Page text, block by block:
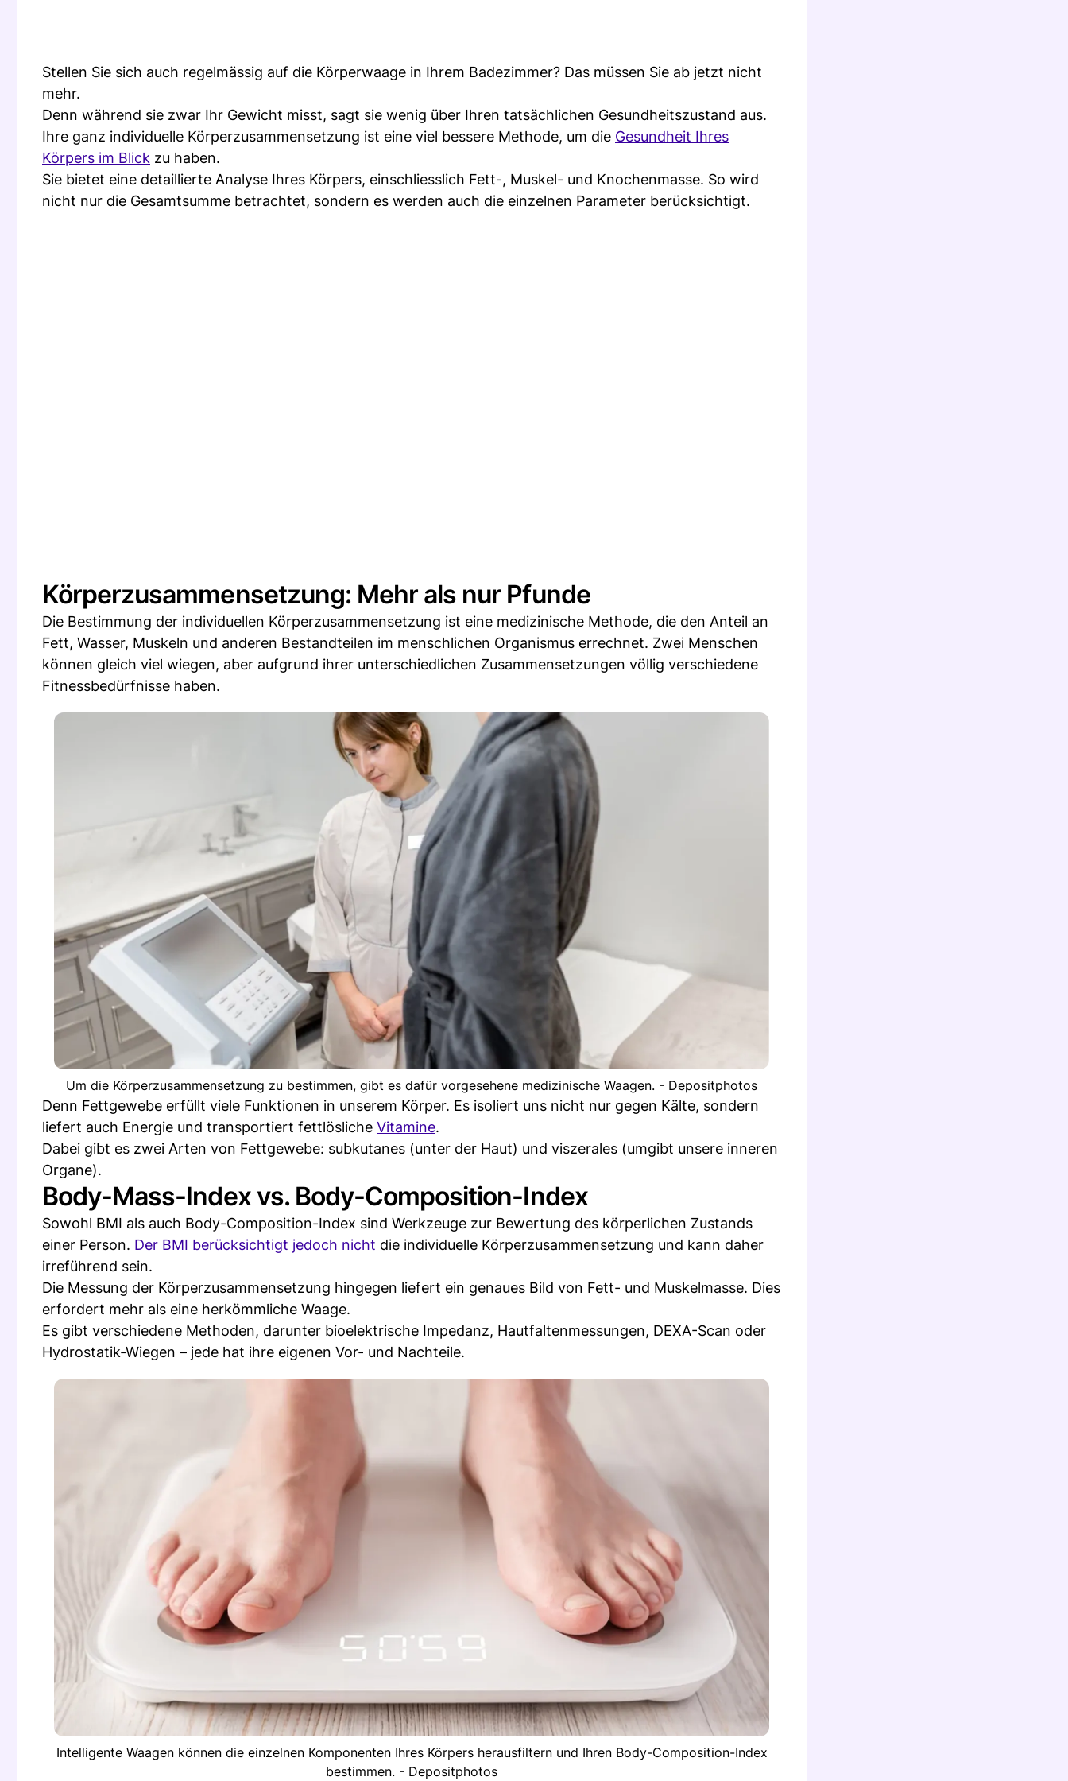
Stellen Sie sich auch regelmässig auf die Körperwaage in Ihrem Badezimmer? Das müssen Sie ab jetzt nicht
mehr.
Denn während sie zwar Ihr Gewicht misst, sagt sie wenig über Ihren tatsächlichen Gesundheitszustand aus.
Ihre ganz individuelle Körperzusammensetzung ist eine viel bessere Methode, um die Gesundheit Ihres
Körpers im Blick zu haben.
Sie bietet eine detaillierte Analyse Ihres Körpers, einschliesslich Fett-, Muskel- und Knochenmasse. So wird
nicht nur die Gesamtsumme betrachtet, sondern es werden auch die einzelnen Parameter berücksichtigt.
Körperzusammensetzung: Mehr als nur Pfunde
Die Bestimmung der individuellen Körperzusammensetzung ist eine medizinische Methode, die den Anteil an
Fett, Wasser, Muskeln und anderen Bestandteilen im menschlichen Organismus errechnet. Zwei Menschen
können gleich viel wiegen, aber aufgrund ihrer unterschiedlichen Zusammensetzungen völlig verschiedene
Fitnessbedürfnisse haben.
Um die Körperzusammensetzung zu bestimmen, gibt es dafür vorgesehene medizinische Waagen. - Depositphotos
Denn Fettgewebe erfüllt viele Funktionen in unserem Körper. Es isoliert uns nicht nur gegen Kälte, sondern
liefert auch Energie und transportiert fettlösliche Vitamine.
Dabei gibt es zwei Arten von Fettgewebe: subkutanes (unter der Haut) und viszerales (umgibt unsere inneren
Organe).
Body-Mass-Index vs. Body-Composition-Index
Sowohl BMI als auch Body-Composition-Index sind Werkzeuge zur Bewertung des körperlichen Zustands
einer Person. Der BMI berücksichtigt jedoch nicht die individuelle Körperzusammensetzung und kann daher
irreführend sein.
Die Messung der Körperzusammensetzung hingegen liefert ein genaues Bild von Fett- und Muskelmasse. Dies
erfordert mehr als eine herkömmliche Waage.
Es gibt verschiedene Methoden, darunter bioelektrische Impedanz, Hautfaltenmessungen, DEXA-Scan oder
Hydrostatik-Wiegen – jede hat ihre eigenen Vor- und Nachteile.
Intelligente Waagen können die einzelnen Komponenten Ihres Körpers herausfiltern und Ihren Body-Composition-Index
bestimmen. - Depositphotos